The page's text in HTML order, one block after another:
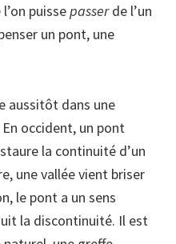
puissepasserde l’un
un pont, une
aussitôt dans une
occident, un pont
la continuité d’un
une vallée vient briser
le pont a un sens
la discontinuité. Il est